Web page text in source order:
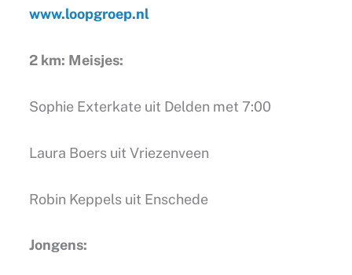
www.loopgroep.nl
2 km: Meisjes:
Sophie Exterkate uit Delden met 7:00
Laura Boers uit Vriezenveen
Robin Keppels uit Enschede
Jongens: